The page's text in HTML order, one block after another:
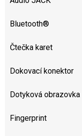
Bluetooth®
Čtečka karet
Dokovací konektor
Dotyková obrazovka
Fingerprint